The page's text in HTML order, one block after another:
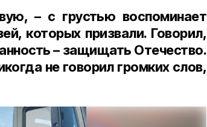
– с грустью воспоминает
которых призвали. Говорил,
– защищать Отечество.
не говорил громких слов,